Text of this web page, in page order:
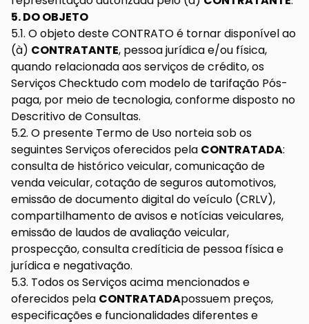
5. DO OBJETO
5.1. O objeto deste CONTRATO é tornar disponível ao
(à) CONTRATANTE, pessoa jurídica e/ou física,
quando relacionada aos serviços de crédito, os
Serviços Checktudo com modelo de tarifação Pós-
paga, por meio de tecnologia, conforme disposto no
Descritivo de Consultas.
5.2. O presente Termo de Uso norteia sob os
seguintes Serviços oferecidos pela CONTRATADA:
consulta de histórico veicular, comunicação de
venda veicular, cotação de seguros automotivos,
emissão de documento digital do veículo (CRLV),
compartilhamento de avisos e notícias veiculares,
emissão de laudos de avaliação veicular,
prospecção, consulta credíticia de pessoa física e
jurídica e negativação.
5.3. Todos os Serviços acima mencionados e
oferecidos pela CONTRATADApossuem preços,
especificações e funcionalidades diferentes e